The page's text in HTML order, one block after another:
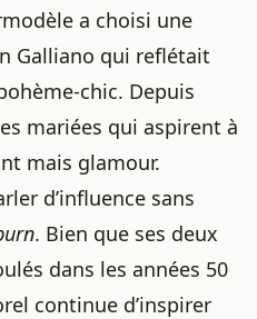
a choisi une
Galliano qui reflétait
chic. Depuis
mariées qui aspirent à
mais glamour.
d’influence sans
. Bien que ses deux
dans les années 50
continue d’inspirer